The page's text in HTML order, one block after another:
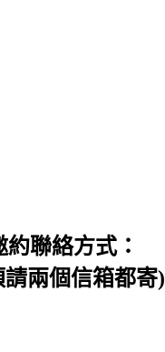
聯絡方式：
請兩個信箱都寄)